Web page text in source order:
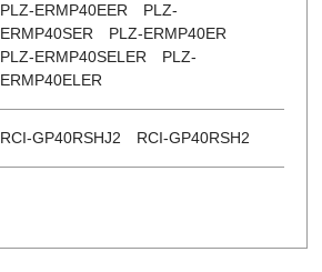
PLZ-ERMP40EER PLZ-
ERMP40SER PLZ-ERMP40ER
PLZ-ERMP40SELER PLZ-
ERMP40ELER
RCI-GP40RSHJ2 RCI-GP40RSH2